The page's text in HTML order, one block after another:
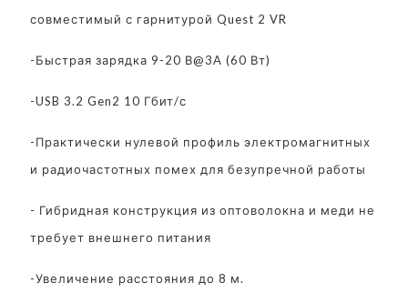
совместимый с гарнитурой Quest 2 VR
-Быстрая зарядка 9-20 В@3A (60 Вт)
-USB 3.2 Gen2 10 Гбит/с
-Практически нулевой профиль электромагнитных
и радиочастотных помех для безупречной работы
- Гибридная конструкция из оптоволокна и меди не
требует внешнего питания
-Увеличение расстояния до 8 м.